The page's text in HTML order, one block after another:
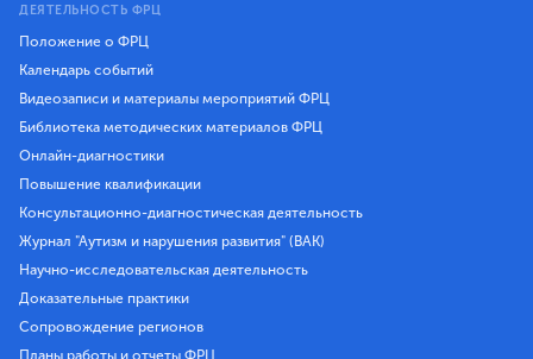
ДЕЯТЕЛЬНОСТЬ ФРЦ
Положение о ФРЦ
Календарь событий
Видеозаписи и материалы мероприятий ФРЦ
Библиотека методических материалов ФРЦ
Онлайн-диагностики
Повышение квалификации
Консультационно-диагностическая деятельность
Журнал "Аутизм и нарушения развития" (ВАК)
Научно-исследовательская деятельность
Доказательные практики
Сопровождение регионов
Планы работы и отчеты ФРЦ